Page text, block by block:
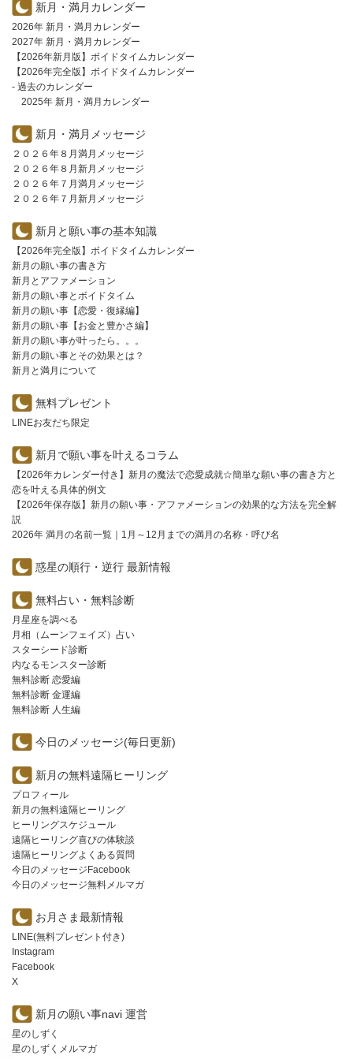
新月・満月カレンダー
2026年 新月・満月カレンダー
2027年 新月・満月カレンダー
【2026年新月版】ボイドタイムカレンダー
【2026年完全版】ボイドタイムカレンダー
- 過去のカレンダー
2025年 新月・満月カレンダー
新月・満月メッセージ
２０２６年８月満月メッセージ
２０２６年８月新月メッセージ
２０２６年７月満月メッセージ
２０２６年７月新月メッセージ
新月と願い事の基本知識
【2026年完全版】ボイドタイムカレンダー
新月の願い事の書き方
新月とアファメーション
新月の願い事とボイドタイム
新月の願い事【恋愛・復縁編】
新月の願い事【お金と豊かさ編】
新月の願い事が叶ったら。。。
新月の願い事とその効果とは？
新月と満月について
無料プレゼント
LINEお友だち限定
新月で願い事を叶えるコラム
【2026年カレンダー付き】新月の魔法で恋愛成就☆簡単な願い事の書き方と
恋を叶える具体的例文
【2026年保存版】新月の願い事・アファメーションの効果的な方法を完全解
説
2026年 満月の名前一覧｜1月～12月までの満月の名称・呼び名
惑星の順行・逆行 最新情報
無料占い・無料診断
月星座を調べる
月相（ムーンフェイズ）占い
スターシード診断
内なるモンスター診断
無料診断 恋愛編
無料診断 金運編
無料診断 人生編
今日のメッセージ(毎日更新)
新月の無料遠隔ヒーリング
プロフィール
新月の無料遠隔ヒーリング
ヒーリングスケジュール
遠隔ヒーリング喜びの体験談
遠隔ヒーリングよくある質問
今日のメッセージFacebook
今日のメッセージ無料メルマガ
お月さま最新情報
LINE(無料プレゼント付き)
Instagram
Facebook
X
新月の願い事navi 運営
星のしずく
星のしずくメルマガ